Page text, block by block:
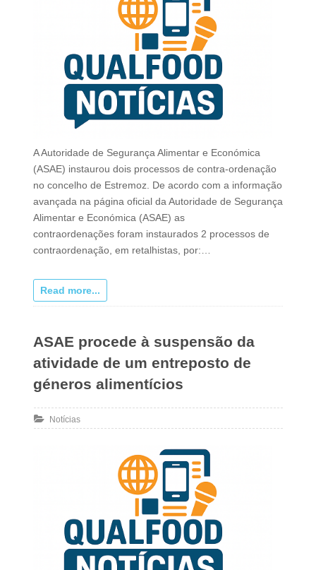
A Autoridade de Segurança Alimentar e Económica
(ASAE) instaurou dois processos de contra-ordenação
no concelho de Estremoz. De acordo com a informação
avançada na página oficial da Autoridade de Segurança
Alimentar e Económica (ASAE) as
contraordenações foram instaurados 2 processos de
contraordenação, em retalhistas, por:…
Read more...
ASAE procede à suspensão da
atividade de um entreposto de
géneros alimentícios
Notícias